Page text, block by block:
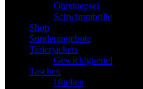
Ohrstoepsel
Schwimmbrille
Shop
Sonderangebote
Tarierjackets
Gewichtguertel
Taschen
Huellen